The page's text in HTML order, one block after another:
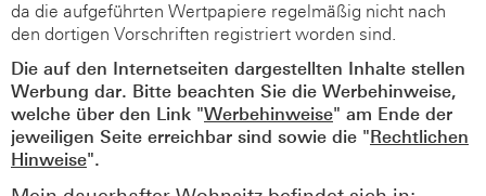
da die aufgeführten Wertpapiere regelmäßig nicht nach
den dortigen Vorschriften registriert worden sind.
Die auf den Internetseiten dargestellten Inhalte stellen
Werbung dar. Bitte beachten Sie die Werbehinweise,
welche über den Link "Werbehinweise" am Ende der
jeweiligen Seite erreichbar sind sowie die "Rechtlichen
Hinweise".